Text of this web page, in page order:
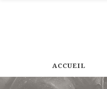
ACCUEIL